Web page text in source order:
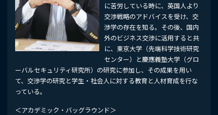
に苦労している時に、英国人より
交渉戦略のアドバイスを受け、交
渉学の存在を知る。その後、国内
外のビジネス交渉に活用すると共
に、東京大学（先端科学技術研究
センター）と慶應義塾大学（グロ
ーバルセキュリティ研究所）の研究に参加し、その成果を用い
て、交渉学の研究と学生・社会人に対する教育と人材育成を行な
っている。
＜アカデミック・バッグラウンド＞